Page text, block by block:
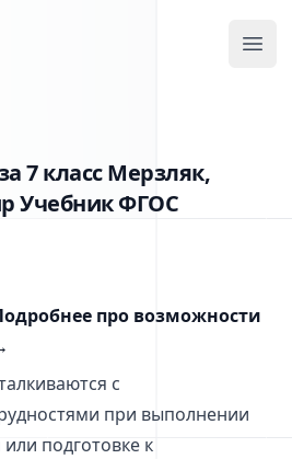
7 класс Мерзляк,
Учебник ФГОС
про возможности
с
при выполнении
подготовке к